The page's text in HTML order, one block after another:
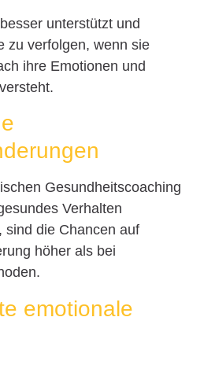
unterstützt und
zu verfolgen, wenn sie
ihre Emotionen und
Gesundheitscoaching
Verhalten
sind die Chancen auf
höher als bei
emotionale